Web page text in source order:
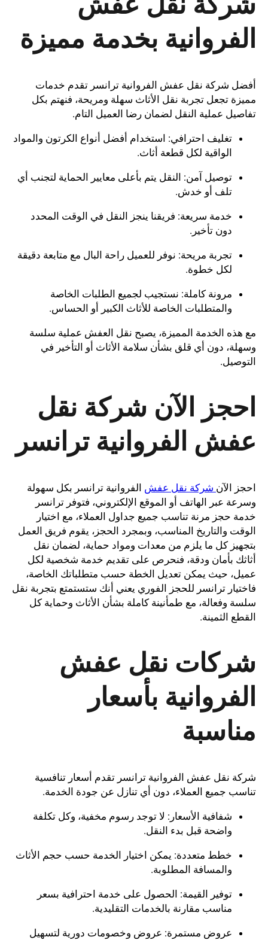
الفروانية بخدمة مميزة
أفضل شركة نقل عفش الفروانية ترانسر تقدم خدمات
مميزة تجعل تجربة نقل الأثاث سهلة ومريحة، فنهتم بكل
تفاصيل عملية النقل لضمان رضا العميل التام.
تغليف احترافي: استخدام أفضل أنواع الكرتون والمواد
الواقية لكل قطعة أثاث.
توصيل آمن: النقل يتم بأعلى معايير الحماية لتجنب أي
تلف أو خدش.
خدمة سريعة: فريقنا ينجز النقل في الوقت المحدد
دون تأخير.
تجربة مريحة: نوفر للعميل راحة البال مع متابعة دقيقة
لكل خطوة.
مرونة كاملة: نستجيب لجميع الطلبات الخاصة
والمتطلبات الخاصة للأثاث الكبير أو الحساس.
مع هذه الخدمة المميزة، يصبح نقل العفش عملية سلسة
وسهلة، دون أي قلق بشأن سلامة الأثاث أو التأخير في
التوصيل.
احجز الآن شركة نقل
عفش الفروانية ترانسر
احجز الآن شركة نقل عفش الفروانية ترانسر بكل سهولة
وسرعة عبر الهاتف أو الموقع الإلكتروني، فتوفر ترانسر
خدمة حجز مرنة تناسب جميع جداول العملاء، مع اختيار
الوقت والتاريخ المناسب، وبمجرد الحجز، يقوم فريق العمل
بتجهيز كل ما يلزم من معدات ومواد حماية، لضمان نقل
أثاثك بأمان ودقة، فنحرص على تقديم خدمة شخصية لكل
عميل، حيث يمكن تعديل الخطة حسب متطلباتك الخاصة،
فاختيار ترانسر للحجز الفوري يعني أنك ستستمتع بتجربة نقل
سلسة وفعالة، مع طمأنينة كاملة بشأن الأثاث وحماية كل
القطع الثمينة.
شركات نقل عفش
الفروانية بأسعار
مناسبة
شركة نقل عفش الفروانية ترانسر تقدم أسعار تنافسية
تناسب جميع العملاء، دون أي تنازل عن جودة الخدمة.
شفافية الأسعار: لا توجد رسوم مخفية، وكل تكلفة
واضحة قبل بدء النقل.
خطط متعددة: يمكن اختيار الخدمة حسب حجم الأثاث
والمسافة المطلوبة.
توفير القيمة: الحصول على خدمة احترافية بسعر
مناسب مقارنة بالخدمات التقليدية.
عروض مستمرة: عروض وخصومات دورية لتسهيل